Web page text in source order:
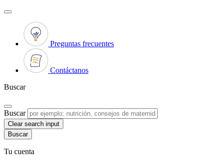
Preguntas frecuentes
Contáctanos
Buscar
Buscar
Clear search input
Tu cuenta